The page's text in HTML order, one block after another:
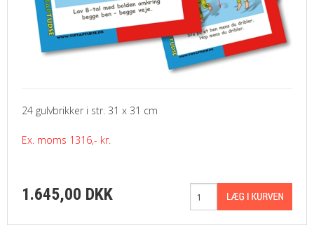
24 gulvbrikker i str. 31 x 31 cm
Ex. moms 1316,- kr.
1.645,00 DKK